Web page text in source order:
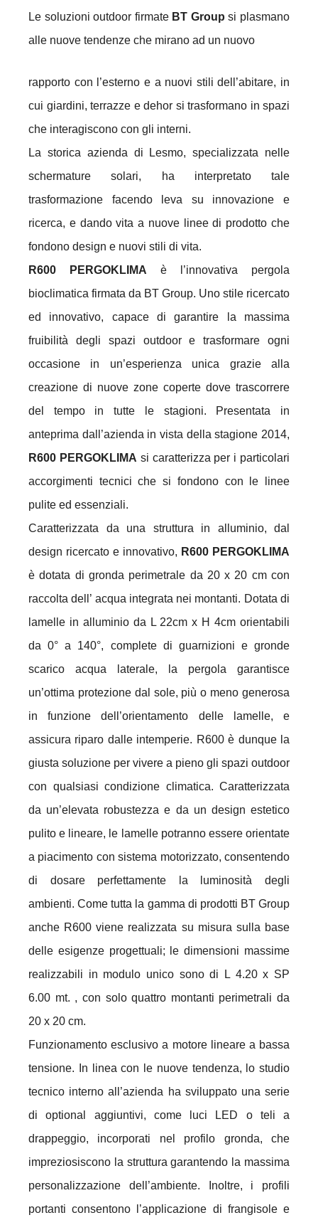
Le soluzioni outdoor firmate BT Group si plasmano
alle nuove tendenze che mirano ad un nuovo
rapporto con l’esterno e a nuovi stili dell’abitare, in
cui giardini, terrazze e dehor si trasformano in spazi
che interagiscono con gli interni.
La storica azienda di Lesmo, specializzata nelle
schermature solari, ha interpretato tale
trasformazione facendo leva su innovazione e
ricerca, e dando vita a nuove linee di prodotto che
fondono design e nuovi stili di vita.
R600 PERGOKLIMA è l’innovativa pergola
bioclimatica firmata da BT Group. Uno stile ricercato
ed innovativo, capace di garantire la massima
fruibilità degli spazi outdoor e trasformare ogni
occasione in un’esperienza unica grazie alla
creazione di nuove zone coperte dove trascorrere
del tempo in tutte le stagioni. Presentata in
anteprima dall’azienda in vista della stagione 2014,
R600 PERGOKLIMA si caratterizza per i particolari
accorgimenti tecnici che si fondono con le linee
pulite ed essenziali.
Caratterizzata da una struttura in alluminio, dal
design ricercato e innovativo, R600 PERGOKLIMA
è dotata di gronda perimetrale da 20 x 20 cm con
raccolta dell’ acqua integrata nei montanti. Dotata di
lamelle in alluminio da L 22cm x H 4cm orientabili
da 0° a 140°, complete di guarnizioni e gronde
scarico acqua laterale, la pergola garantisce
un’ottima protezione dal sole, più o meno generosa
in funzione dell’orientamento delle lamelle, e
assicura riparo dalle intemperie. R600 è dunque la
giusta soluzione per vivere a pieno gli spazi outdoor
con qualsiasi condizione climatica. Caratterizzata
da un’elevata robustezza e da un design estetico
pulito e lineare, le lamelle potranno essere orientate
a piacimento con sistema motorizzato, consentendo
di dosare perfettamente la luminosità degli
ambienti. Come tutta la gamma di prodotti BT Group
anche R600 viene realizzata su misura sulla base
delle esigenze progettuali; le dimensioni massime
realizzabili in modulo unico sono di L 4.20 x SP
6.00 mt. , con solo quattro montanti perimetrali da
20 x 20 cm.
Funzionamento esclusivo a motore lineare a bassa
tensione. In linea con le nuove tendenza, lo studio
tecnico interno all’azienda ha sviluppato una serie
di optional aggiuntivi, come luci LED o teli a
drappeggio, incorporati nel profilo gronda, che
impreziosiscono la struttura garantendo la massima
personalizzazione dell’ambiente. Inoltre, i profili
portanti consentono l’applicazione di frangisole e